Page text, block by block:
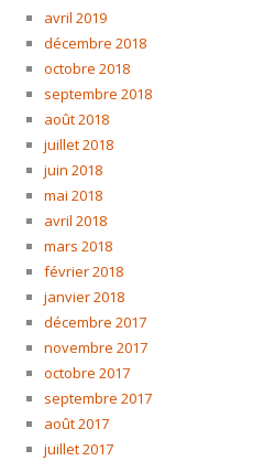
avril 2019
décembre 2018
octobre 2018
septembre 2018
août 2018
juillet 2018
juin 2018
mai 2018
avril 2018
mars 2018
février 2018
janvier 2018
décembre 2017
novembre 2017
octobre 2017
septembre 2017
août 2017
juillet 2017